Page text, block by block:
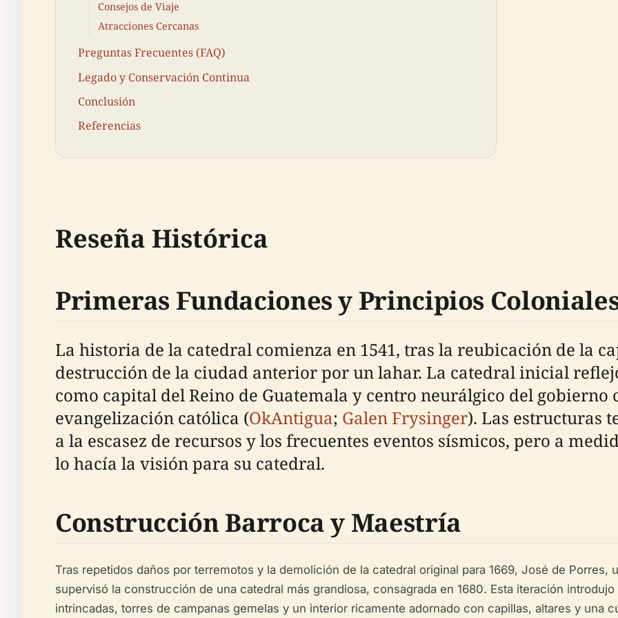
Consejos de Viaje
Atracciones Cercanas
Preguntas Frecuentes (FAQ)
Legado y Conservación Continua
Conclusión
Referencias
Reseña Histórica
Primeras Fundaciones y Principios
La historia de la catedral comienza en 1541, tras la reubicación de la
destrucción de la ciudad anterior por un lahar. La catedral inicial
como capital del Reino de Guatemala y centro neurálgico del gobierno
evangelización católica (OkAntigua; Galen Frysinger). Las estructuras
a la escasez de recursos y los frecuentes eventos sísmicos, pero a
lo hacía la visión para su catedral.
Construcción Barroca y Maestría
Tras repetidos daños por terremotos y la demolición de la catedral original para 1669, José de Porres,
supervisó la construcción de una catedral más grandiosa, consagrada en 1680. Esta iteración
intrincadas, torres de campanas gemelas y un interior ricamente adornado con capillas, altares y una